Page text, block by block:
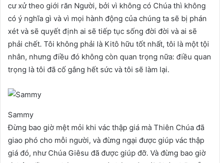
cư xử theo giới răn Người, bởi vì không có Chúa thì không
có ý nghĩa gì và vì mọi hành động của chúng ta sẽ bị phán
xét và sẽ quyết định ai sẽ tiếp tục sống đời đời và ai sẽ
phải chết. Tôi không phải là Kitô hữu tốt nhất, tôi là một tội
nhân, nhưng điều đó không còn quan trọng nữa: điều quan
trọng là tôi đã cố gắng hết sức và tôi sẽ làm lại.
Sammy
Đừng bao giờ mệt mỏi khi vác thập giá mà Thiên Chúa đã
giao phó cho mỗi người, và đừng ngại được giúp vác thập
giá đó, như Chúa Giêsu đã được giúp đỡ. Và đừng bao giờ